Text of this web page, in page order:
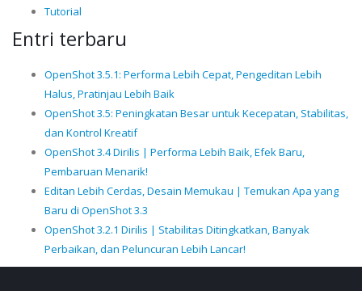
Tutorial
Entri terbaru
OpenShot 3.5.1: Performa Lebih Cepat, Pengeditan Lebih
Halus, Pratinjau Lebih Baik
OpenShot 3.5: Peningkatan Besar untuk Kecepatan, Stabilitas,
dan Kontrol Kreatif
OpenShot 3.4 Dirilis | Performa Lebih Baik, Efek Baru,
Pembaruan Menarik!
Editan Lebih Cerdas, Desain Memukau | Temukan Apa yang
Baru di OpenShot 3.3
OpenShot 3.2.1 Dirilis | Stabilitas Ditingkatkan, Banyak
Perbaikan, dan Peluncuran Lebih Lancar!